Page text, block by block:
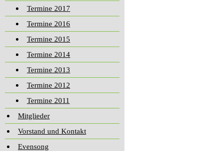
Termine 2017
Termine 2016
Termine 2015
Termine 2014
Termine 2013
Termine 2012
Termine 2011
Mitglieder
Vorstand und Kontakt
Evensong